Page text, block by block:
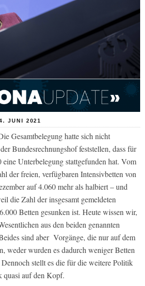
JUNI 2021
Gesamtbelegung hatte sich nicht
Bundesrechnungshof feststellen, dass für
eine Unterbelegung stattgefunden hat. Vom
der freien, verfügbaren Intensivbetten von
auf 4.060 mehr als halbiert – und
die Zahl der insgesamt gemeldeten
Betten gesunken ist. Heute wissen wir,
aus den beiden genannten
sind aber Vorgänge, die nur auf dem
weder wurden es dadurch weniger Betten
stellt es die für die weitere Politik
quasi auf den Kopf.